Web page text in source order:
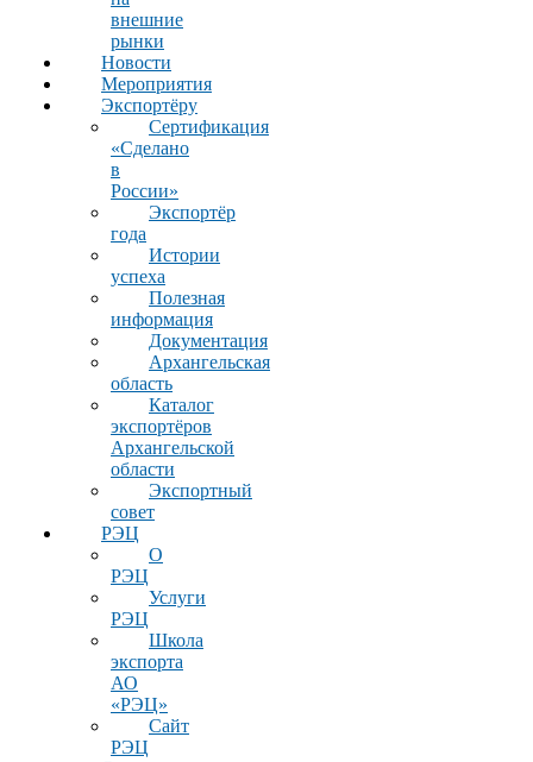
внешние
рынки
Новости
Мероприятия
Экспортёру
Сертификация
«Сделано
в
России»
Экспортёр
года
Истории
успеха
Полезная
информация
Документация
Архангельская
область
Каталог
экспортёров
Архангельской
области
Экспортный
совет
РЭЦ
О
РЭЦ
Услуги
РЭЦ
Школа
экспорта
АО
«РЭЦ»
Сайт
РЭЦ